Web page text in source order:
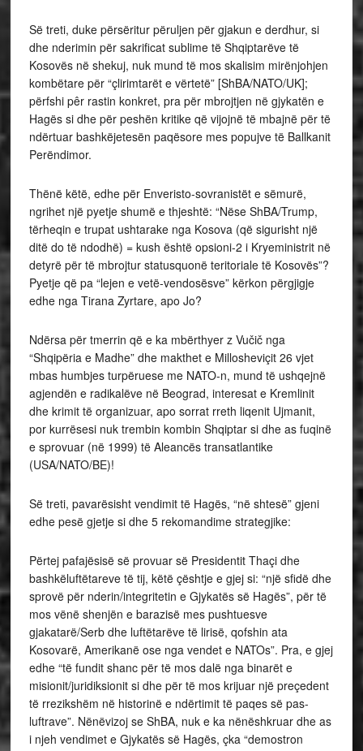
Së treti, duke përsëritur përuljen për gjakun e derdhur, si
dhe nderimin për sakrificat sublime të Shqiptarëve të
Kosovës në shekuj, nuk mund të mos skalisim mirënjohjen
kombëtare për “çlirimtarët e vërtetë” [ShBA/NATO/UK];
përfshi pêr rastin konkret, pra për mbrojtjen në gjykatën e
Hagës si dhe për peshën kritike që vijojnë të mbajnë për të
ndërtuar bashkëjetesën paqësore mes popujve të Ballkanit
Perëndimor.
Thënë këtë, edhe për Enveristo-sovranistët e sëmurë,
ngrihet një pyetje shumë e thjeshtë: “Nëse ShBA/Trump,
tërheqin e trupat ushtarake nga Kosova (që sigurisht një
ditë do të ndodhë) = kush është opsioni-2 i Kryeministrit në
detyrë për të mbrojtur statusquonë teritoriale të Kosovës”?
Pyetje që pa “lejen e vetë-vendosësve” kërkon përgjigje
edhe nga Tirana Zyrtare, apo Jo?
Ndërsa për tmerrin që e ka mbërthyer z Vučič nga
“Shqipëria e Madhe” dhe makthet e Millosheviçit 26 vjet
mbas humbjes turpëruese me NATO-n, mund të ushqejnë
agjendën e radikalëve në Beograd, interesat e Kremlinit
dhe krimit të organizuar, apo sorrat rreth liqenit Ujmanit,
por kurrësesi nuk trembin kombin Shqiptar si dhe as fuqinë
e sprovuar (në 1999) të Aleancës transatlantike
(USA/NATO/BE)!
Së treti, pavarësisht vendimit të Hagës, “në shtesë” gjeni
edhe pesë gjetje si dhe 5 rekomandime strategjike:
Përtej pafajësisë së provuar së Presidentit Thaçi dhe
bashkëluftëtareve të tij, këtë çështje e gjej si: “një sfidë dhe
sprovë për nderin/integritetin e Gjykatës së Hagës”, për të
mos vënë shenjën e barazisë mes pushtuesve
gjakatarë/Serb dhe luftëtarëve të lirisë, qofshin ata
Kosovarë, Amerikanë ose nga vendet e NATOs”. Pra, e gjej
edhe “të fundit shanc për të mos dalë nga binarët e
misionit/juridiksionit si dhe për të mos krijuar një preçedent
të rrezikshëm në historinë e ndërtimit të paqes së pas-
luftrave”. Nënëvizoj se ShBA, nuk e ka nënëshkruar dhe as
i njeh vendimet e Gjykatës së Hagës, çka “demostron